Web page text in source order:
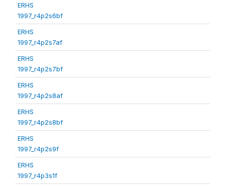
ERHS
1997_r4p2s6bf
ERHS
1997_r4p2s7af
ERHS
1997_r4p2s7bf
ERHS
1997_r4p2s8af
ERHS
1997_r4p2s8bf
ERHS
1997_r4p2s9f
ERHS
1997_r4p3s1f